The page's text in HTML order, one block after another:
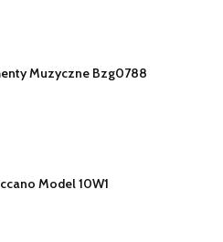
Muzyczne Bzg0788
Model 10W1